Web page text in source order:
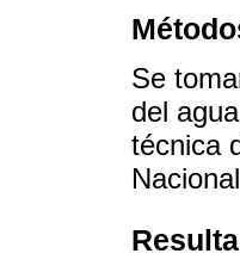
Se
del
técnica